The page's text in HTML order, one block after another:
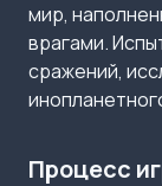
мир,
врагами.
сражений,
Процесс